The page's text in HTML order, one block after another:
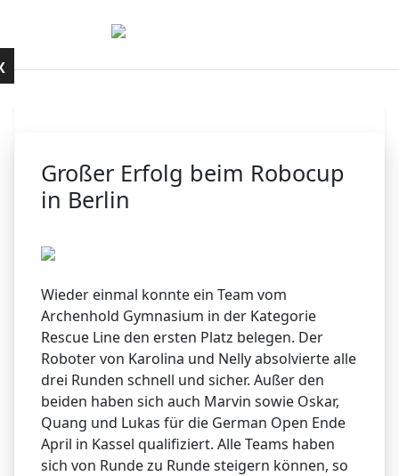
Mobile Menu Toggle
Großer Erfolg beim Robocup
in Berlin
Wieder einmal konnte ein Team vom
Archenhold Gymnasium in der Kategorie
Rescue Line den ersten Platz belegen. Der
Roboter von Karolina und Nelly absolvierte alle
drei Runden schnell und sicher. Außer den
beiden haben sich auch Marvin sowie Oskar,
Quang und Lukas für die German Open Ende
April in Kassel qualifiziert. Alle Teams haben
sich von Runde zu Runde steigern können, so